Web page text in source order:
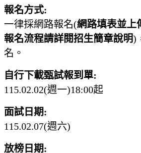
報名方式:
一律採網路報名(網路填表並上
報名流程請詳閱招生簡章說明)
名。
自行下載甄試報到單:
115.02.02(週一)18:00起
面試日期:
115.02.07(週六)
放榜日期: